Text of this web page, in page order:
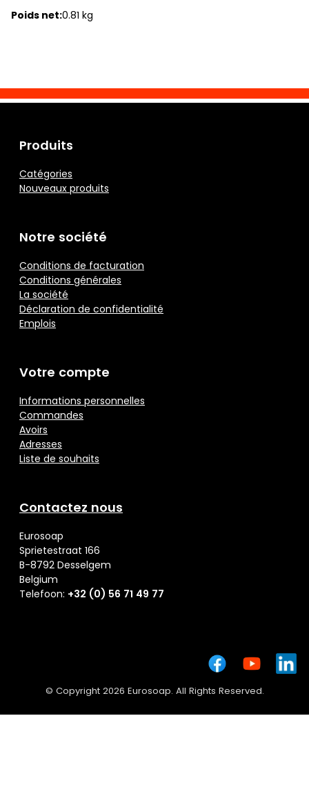
Poids net:0.81 kg
Produits
Catégories
Nouveaux produits
Notre société
Conditions de facturation
Conditions générales
La société
Déclaration de confidentialité
Emplois
Votre compte
Informations personnelles
Commandes
Avoirs
Adresses
Liste de souhaits
Contactez nous
Eurosoap
Sprietestraat 166
B-8792 Desselgem
Belgium
Telefoon: +32 (0) 56 71 49 77
© Copyright 2026 Eurosoap. All Rights Reserved.